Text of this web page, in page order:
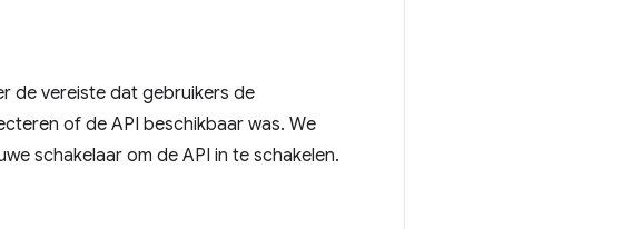
de vereiste dat gebruikers de
of de API beschikbaar was. We
schakelaar om de API in te schakelen.